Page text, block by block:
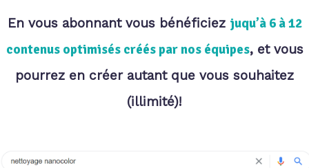
En vous abonnant vous bénéficiez juqu’à 6 à 12
contenus optimisés créés par nos équipes, et vous
pourrez en créer autant que vous souhaitez
(illimité)!